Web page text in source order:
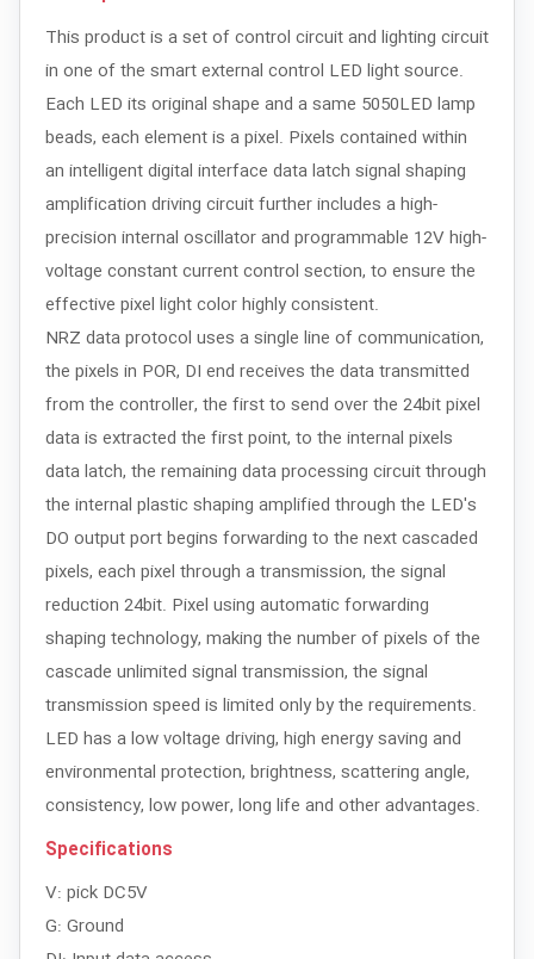
This product is a set of control circuit and lighting circuit
in one of the smart external control LED light source.
Each LED its original shape and a same 5050LED lamp
beads, each element is a pixel. Pixels contained within
an intelligent digital interface data latch signal shaping
amplification driving circuit further includes a high-
precision internal oscillator and programmable 12V high-
voltage constant current control section, to ensure the
effective pixel light color highly consistent.
NRZ data protocol uses a single line of communication,
the pixels in POR, DI end receives the data transmitted
from the controller, the first to send over the 24bit pixel
data is extracted the first point, to the internal pixels
data latch, the remaining data processing circuit through
the internal plastic shaping amplified through the LED's
DO output port begins forwarding to the next cascaded
pixels, each pixel through a transmission, the signal
reduction 24bit. Pixel using automatic forwarding
shaping technology, making the number of pixels of the
cascade unlimited signal transmission, the signal
transmission speed is limited only by the requirements.
LED has a low voltage driving, high energy saving and
environmental protection, brightness, scattering angle,
consistency, low power, long life and other advantages.
Specifications
V: pick DC5V
G: Ground